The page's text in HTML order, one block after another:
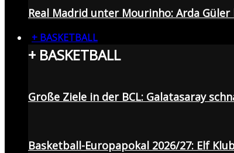
Real Madrid unter Mourinho: Arda
+ BASKETBALL
+ BASKETBALL
Große Ziele in der BCL: Galatasaray
Basketball-Europapokal 2026/27: Elf